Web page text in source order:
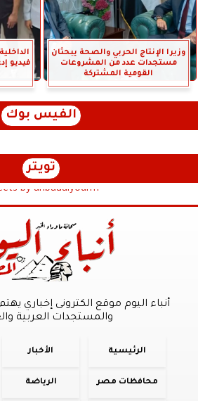
وزيرا الإنتاج الحربي والصحة يبحثان
مستجدات عدد من المشروعات
القومية المشتركة
فيديو
الفيس بوك
تويتر
by anbaaalyoum1
أنباء اليوم موقع الكترونى إخباري
والمستجدات العربية
الرئيسية الأخبار
محافظات مصر الرياضة